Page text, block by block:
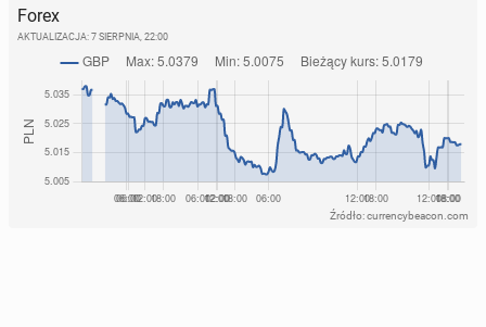
Forex
AKTUALIZACJA: 7 SIERPNIA, 22:00
Źródło: currencybeacon.com